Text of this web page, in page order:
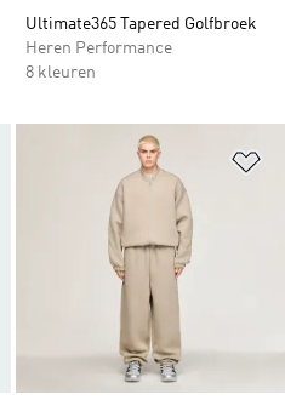
Ultimate365 Tapered Golfbroek
Heren Performance
8 kleuren
Op verlanglijst zetten